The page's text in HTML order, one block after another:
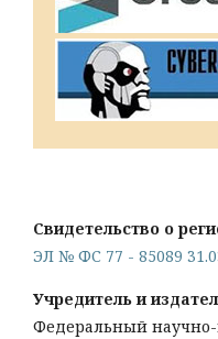
Свидетельство о
ЭЛ № ФС 77 - 85089
Учредитель и
Федеральный научно-